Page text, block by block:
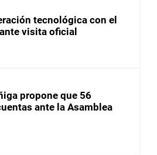
tecnológica con el
visita oficial
propone que 56
ante la Asamblea